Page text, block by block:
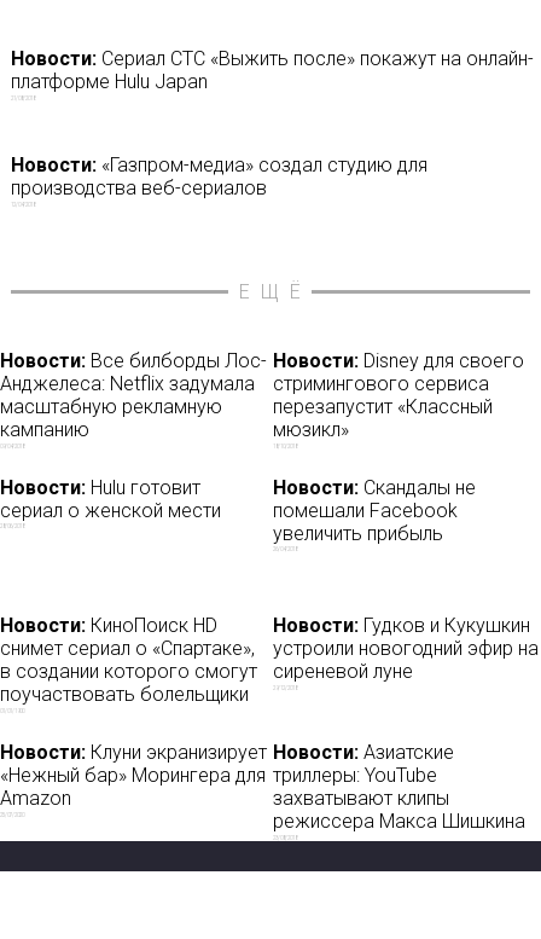
Новости:Сериал СТС «Выжить после» покажут на онлайн-
платформе Hulu Japan
21/08/2018
Новости:«Газпром-медиа» создал студию для
производства веб-сериалов
12/04/2018
ЕЩЁ
Новости: Все билборды Лос-
Анджелеса: Netflix задумала
масштабную рекламную
кампанию
09/04/2018
Новости: Disney для своего
стримингового сервиса
перезапустит «Классный
мюзикл»
18/10/2018
Новости: Hulu готовит
сериал о женской мести
28/06/2018
Новости: Скандалы не
помешали Facebook
увеличить прибыль
26/04/2018
Новости: КиноПоиск HD
снимет сериал о «Спартаке»,
в создании которого смогут
поучаствовать болельщики
01/01/1900
Новости: Гудков и Кукушкин
устроили новогодний эфир на
сиреневой луне
29/12/2018
Новости: Клуни экранизирует
«Нежный бар» Морингера для
Amazon
25/07/2020
Новости: Азиатские
триллеры: YouTube
захватывают клипы
режиссера Макса Шишкина
23/08/2018